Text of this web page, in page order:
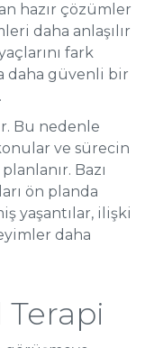
hazır çözümler
daha anlaşılır
fark
daha güvenli bir
Bu nedenle
ve sürecin
Bazı
ön planda
yaşantılar, ilişki
daha